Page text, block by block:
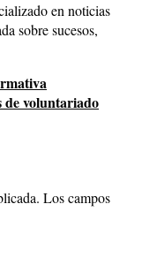
en noticias
sobre sucesos,
de voluntariado
Los campos